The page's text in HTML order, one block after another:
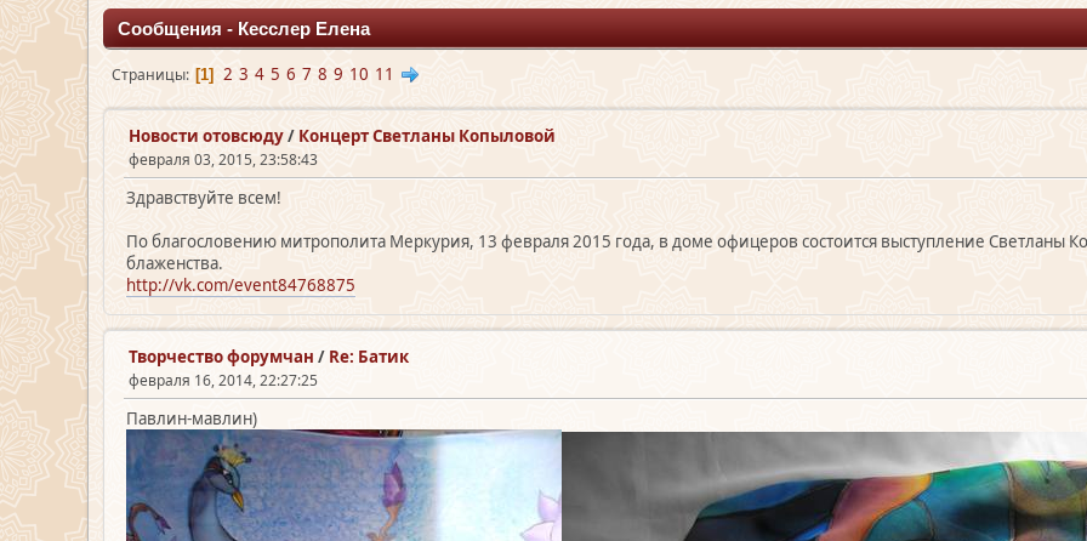
Сообщения - Кесслер Елена
Страницы 1 2 3 4 5 6 7 8 9 10 11
Новости отовсюду/ Концерт Светланы Копыловой
февраля 03, 2015, 23:58:43
Здравствуйте всем!
По благословению митрополита Меркурия, 13 февраля 2015 года, в доме офицеров состоится выступление Светланы
блаженства.
http://vk.com/event84768875
Творчество форумчан / Re: Батик
февраля 16, 2014, 22:27:25
Павлин-мавлин)